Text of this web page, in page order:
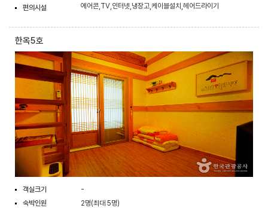
편의시설
에어콘,TV,인터넷,냉장고,케이블설치,헤어드라이기
한옥5호
객실크기
-
숙박인원
2명(최대 5명)